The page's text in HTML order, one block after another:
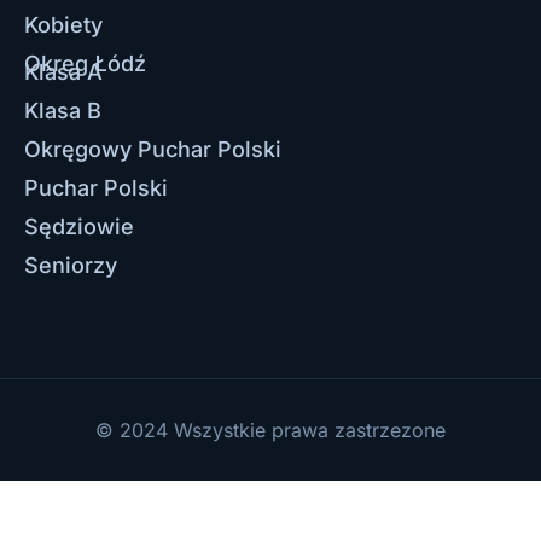
Kobiety
Okręg Łódź
Klasa A
Klasa B
Okręgowy Puchar Polski
Puchar Polski
Sędziowie
Seniorzy
© 2024 Wszystkie prawa zastrzezone